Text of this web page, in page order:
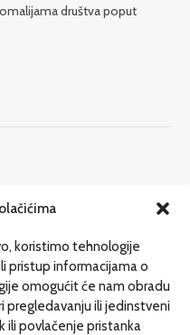
koristimo tehnologije
pristup informacijama o
omogućit će nam obradu
pregledavanju ili jedinstveni
ili povlačenje pristanka
društva poput